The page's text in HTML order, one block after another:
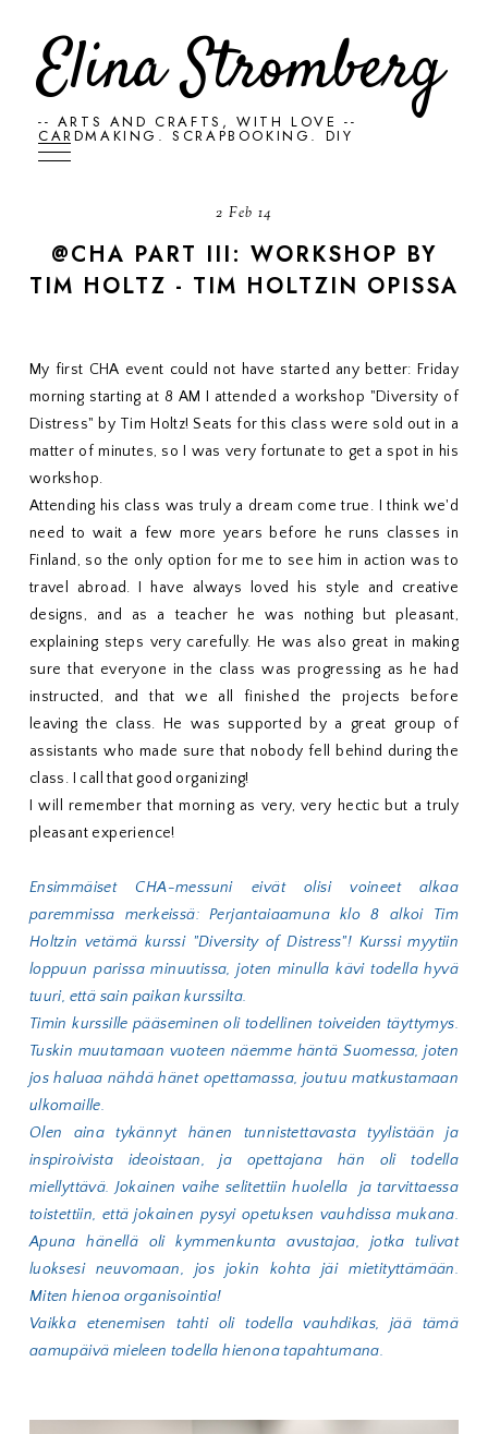
Elina Stromberg
-- ARTS AND CRAFTS, WITH LOVE --
CARDMAKING. SCRAPBOOKING. DIY
2 Feb 14
@CHA PART III: WORKSHOP BY
TIM HOLTZ - TIM HOLTZIN OPISSA
My first CHA event could not have started any better: Friday
morning starting at 8 AM I attended a workshop "Diversity of
Distress" by Tim Holtz! Seats for this class were sold out in a
matter of minutes, so I was very fortunate to get a spot in his
workshop.
Attending his class was truly a dream come true. I think we'd
need to wait a few more years before he runs classes in
Finland, so the only option for me to see him in action was to
travel abroad. I have always loved his style and creative
designs, and as a teacher he was nothing but pleasant,
explaining steps very carefully. He was also great in making
sure that everyone in the class was progressing as he had
instructed, and that we all finished the projects before
leaving the class. He was supported by a great group of
assistants who made sure that nobody fell behind during the
class. I call that good organizing!
I will remember that morning as very, very hectic but a truly
pleasant experience!
Ensimmäiset CHA-messuni eivät olisi voineet alkaa
paremmissa merkeissä: Perjantaiaamuna klo 8 alkoi Tim
Holtzin vetämä kurssi "Diversity of Distress"! Kurssi myytiin
loppuun parissa minuutissa, joten minulla kävi todella hyvä
tuuri, että sain paikan kurssilta.
Timin kurssille pääseminen oli todellinen toiveiden täyttymys.
Tuskin muutamaan vuoteen näemme häntä Suomessa, joten
jos haluaa nähdä hänet opettamassa, joutuu matkustamaan
ulkomaille.
Olen aina tykännyt hänen tunnistettavasta tyylistään ja
inspiroivista ideoistaan, ja opettajana hän oli todella
miellyttävä. Jokainen vaihe selitettiin huolella ja tarvittaessa
toistettiin, että jokainen pysyi opetuksen vauhdissa mukana.
Apuna hänellä oli kymmenkunta avustajaa, jotka tulivat
luoksesi neuvomaan, jos jokin kohta jäi mietityttämään.
Miten hienoa organisointia!
Vaikka etenemisen tahti oli todella vauhdikas, jää tämä
aamupäivä mieleen todella hienona tapahtumana.